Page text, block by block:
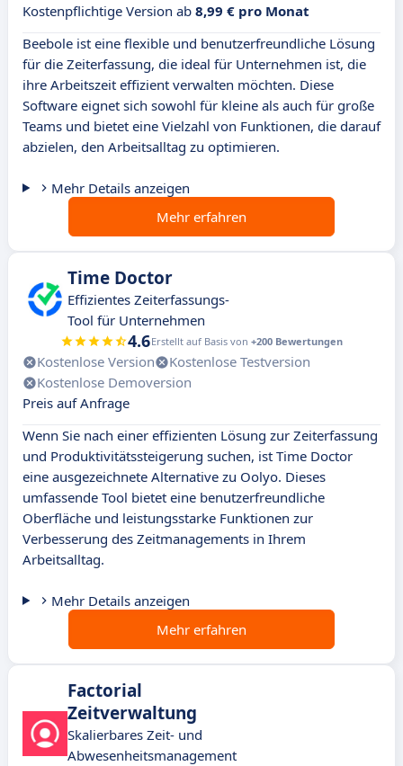
Kostenpflichtige Version ab 8,99 € pro Monat
Beebole ist eine flexible und benutzerfreundliche Lösung
für die Zeiterfassung, die ideal für Unternehmen ist, die
ihre Arbeitszeit effizient verwalten möchten. Diese
Software eignet sich sowohl für kleine als auch für große
Teams und bietet eine Vielzahl von Funktionen, die darauf
abzielen, den Arbeitsalltag zu optimieren.
Mehr Details anzeigen
Mehr erfahren
Time Doctor
Effizientes Zeiterfassungs-
Tool für Unternehmen
4.6Erstellt auf Basis von +200 Bewertungen
Kostenlose Version
Kostenlose Testversion
Kostenlose Demoversion
Preis auf Anfrage
Wenn Sie nach einer effizienten Lösung zur Zeiterfassung
und Produktivitätssteigerung suchen, ist Time Doctor
eine ausgezeichnete Alternative zu Oolyo. Dieses
umfassende Tool bietet eine benutzerfreundliche
Oberfläche und leistungsstarke Funktionen zur
Verbesserung des Zeitmanagements in Ihrem
Arbeitsalltag.
Mehr Details anzeigen
Mehr erfahren
Factorial
Zeitverwaltung
Skalierbares Zeit- und
Abwesenheitsmanagement